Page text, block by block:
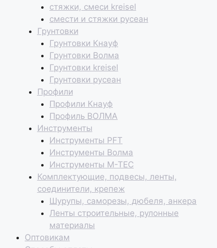
стяжки, смеси kreisel
смести и стяжки русеан
Грунтовки
Грунтовки Кнауф
Грунтовки Волма
Грунтовки kreisel
Грунтовки русеан
Профили
Профили Кнауф
Профиль ВОЛМА
Инструменты
Инструменты PFT
Инструменты Волма
Инструменты M-TEC
Комплектующие, подвесы, ленты,
соединители, крепеж
Шурупы, саморезы, дюбеля, анкера
Ленты строительные, рулонные
материалы
Оптовикам